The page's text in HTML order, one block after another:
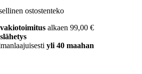
ostostenteko
alkaen 99,00 €
yli 40 maahan